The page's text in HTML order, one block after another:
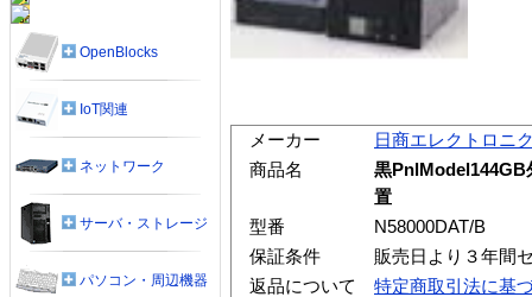
メーカー
日商エレクトロニ
商品名
黒PnlModel144GB
置
型番
N58000DAT/B
保証条件
販売日より３年間
返品について
特定商取引法に基
OpenBlocks
IoT関連
ネットワーク
サーバ・ストレージ
パソコン・周辺機器